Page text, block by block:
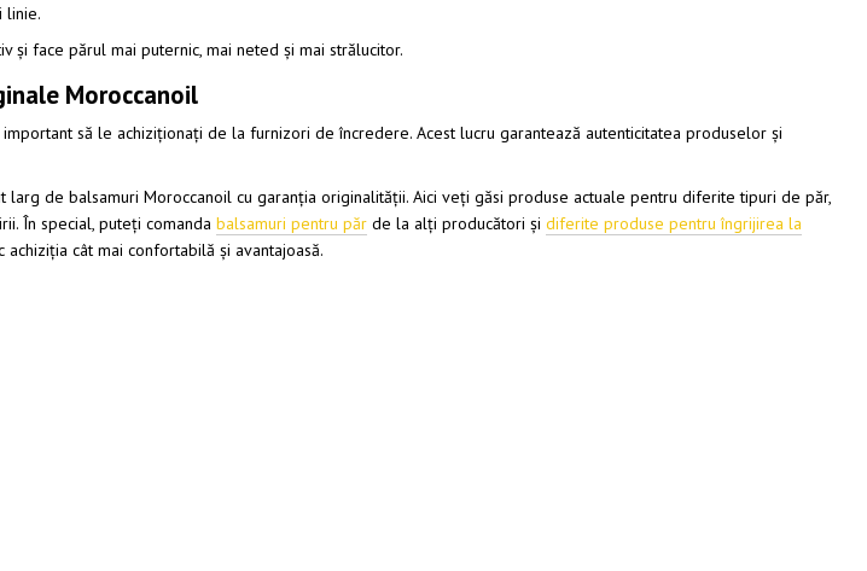
linie.
și face părul mai puternic, mai neted și mai strălucitor.
Moroccanoil
să le achiziționați de la furnizori de încredere. Acest lucru garantează autenticitatea produselor și
de balsamuri Moroccanoil cu garanția originalității. Aici veți găsi produse actuale pentru diferite tipuri de păr,
În special, puteți comanda balsamuri pentru păr de la alți producători și diferite produse pentru îngrijirea la
cât mai confortabilă și avantajoasă.